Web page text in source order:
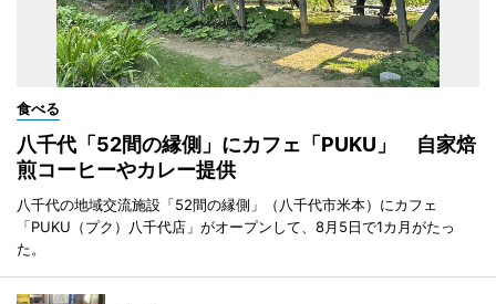
食べる
八千代「52間の縁側」にカフェ「PUKU」 自家焙
煎コーヒーやカレー提供
八千代の地域交流施設「52間の縁側」（八千代市米本）にカフェ
「PUKU（プク）八千代店」がオープンして、8月5日で1カ月がたっ
た。